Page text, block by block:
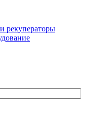
рекуператоры